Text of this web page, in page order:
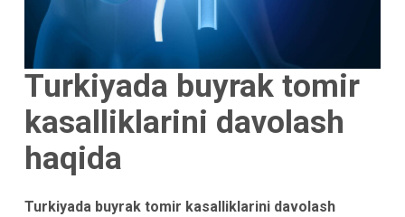
Turkiyada buyrak tomir
kasalliklarini davolash
haqida
Turkiyada buyrak tomir kasalliklarini davolash